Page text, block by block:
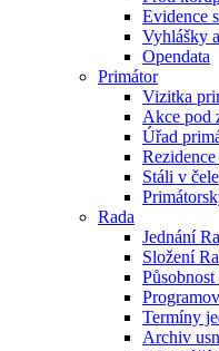
Evidence
Vyhlášky
Opendata
Primátor
Vizitka
Akce pod
Úřad
Stáli v čele
Rada
Jednání
Složení
Termíny
Archiv